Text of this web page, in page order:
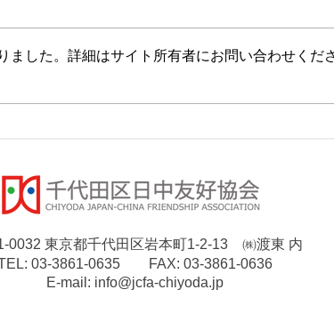
ました。詳細はサイト所有者にお問い合わせくだ
0032 東京都千代田区岩本町1-2-13 ㈱渡東 内
03-3861-0635 FAX: 03-3861-0636
E-mail: info@jcfa-chiyoda.jp